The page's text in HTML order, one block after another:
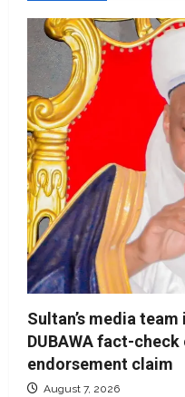
Sultan’s media
DUBAWA fact-
endorsement claim
August 7, 2026